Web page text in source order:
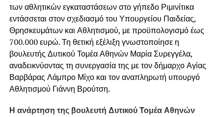
των αθλητικών εγκαταστάσεων στο γήπεδο Ριμινίτικα
εντάσσεται στον σχεδιασμό του Υπουργείου Παιδείας,
Θρησκευμάτων και Αθλητισμού, με προϋπολογισμό έως
700.000 ευρώ. Τη θετική εξέλιξη γνωστοποίησε η
βουλευτής Δυτικού Τομέα Αθηνών Μαρία Συρεγγέλα,
αναδεικνύοντας τη συνεργασία της με τον δήμαρχο Αγίας
Βαρβάρας Λάμπρο Μίχο και τον αναπληρωτή υπουργό
Αθλητισμού Γιάννη Βρούτση.
Η ανάρτηση της βουλευτή Δυτικού Τομέα Αθηνών